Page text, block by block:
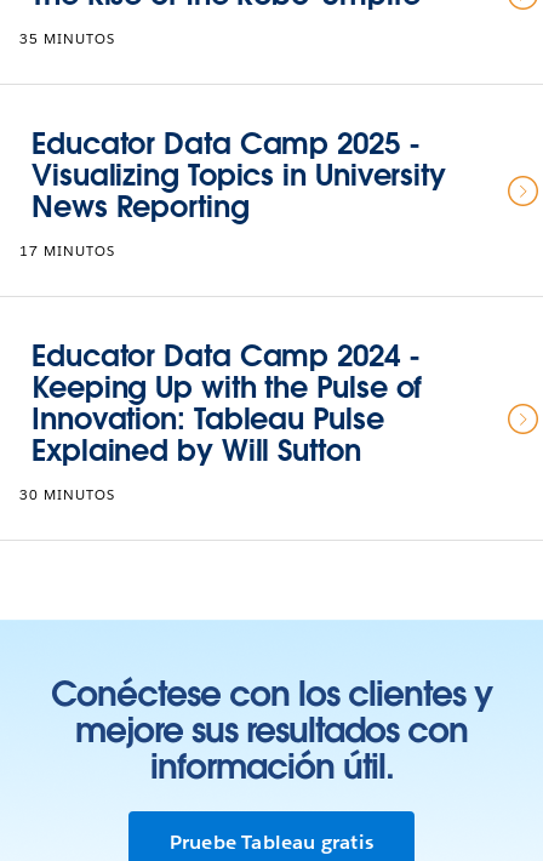
35 MINUTOS
Educator Data Camp 2025 -
Visualizing Topics in University
News Reporting
17 MINUTOS
Educator Data Camp 2024 -
Keeping Up with the Pulse of
Innovation: Tableau Pulse
Explained by Will Sutton
30 MINUTOS
Conéctese con los clientes y
mejore sus resultados con
información útil.
Pruebe Tableau gratis